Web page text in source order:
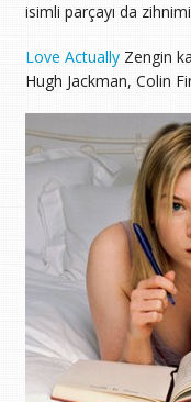
isimli parçayı da
Love ActuallyZengin
Hugh Jackman, Colin